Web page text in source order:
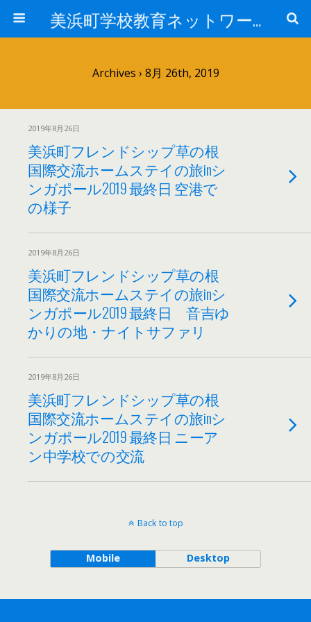
美浜町学校教育ネットワーク
Archives › 8月 26th, 2019
2019年8月26日
美浜町フレンドシップ草の根
国際交流ホームステイの旅inシ
ンガポール2019 最終日 空港で
の様子
2019年8月26日
美浜町フレンドシップ草の根
国際交流ホームステイの旅inシ
ンガポール2019 最終日 音吉ゆ
かりの地・ナイトサファリ
2019年8月26日
美浜町フレンドシップ草の根
国際交流ホームステイの旅inシ
ンガポール2019 最終日 ニーア
ン中学校での交流
Back to top
Mobile Desktop